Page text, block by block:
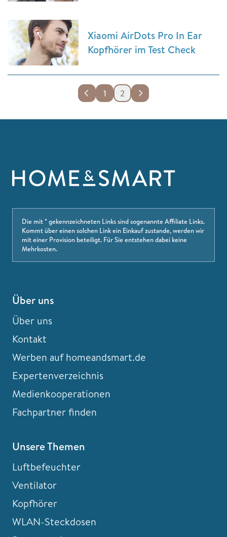
Xiaomi AirDots Pro In Ear
Kopfhörer im Test Check
1 2
Die mit * gekennzeichneten Links sind sogenannte Affiliate Links.
Kommt über einen solchen Link ein Einkauf zustande, werden wir
mit einer Provision beteiligt. Für Sie entstehen dabei keine
Mehrkosten.
Über uns
Über uns
Kontakt
Werben auf homeandsmart.de
Expertenverzeichnis
Medienkooperationen
Fachpartner finden
Unsere Themen
Luftbefeuchter
Ventilator
Kopfhörer
WLAN-Steckdosen